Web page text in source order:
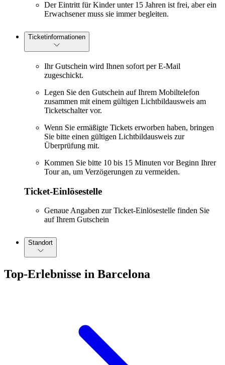
Der Eintritt für Kinder unter 15 Jahren ist frei, aber ein
Erwachsener muss sie immer begleiten.
Ticketinformationen
Ihr Gutschein wird Ihnen sofort per E-Mail
zugeschickt.
Legen Sie den Gutschein auf Ihrem Mobiltelefon
zusammen mit einem gültigen Lichtbildausweis am
Ticketschalter vor.
Wenn Sie ermäßigte Tickets erworben haben, bringen
Sie bitte einen gültigen Lichtbildausweis zur
Überprüfung mit.
Kommen Sie bitte 10 bis 15 Minuten vor Beginn Ihrer
Tour an, um Verzögerungen zu vermeiden.
Ticket-Einlösestelle
Genaue Angaben zur Ticket-Einlösestelle finden Sie
auf Ihrem Gutschein
Standort
Top-Erlebnisse in Barcelona